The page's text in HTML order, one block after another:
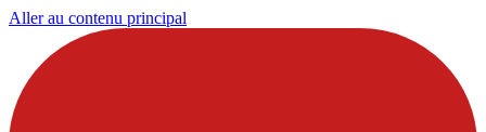
Aller au contenu principal